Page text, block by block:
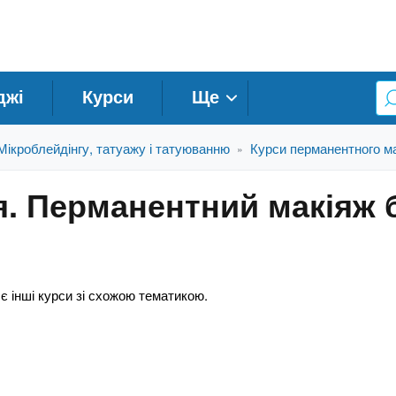
Курси Ще
татуажу і татуюванню » Курси перманентного
Перманентний макіяж
курси зі схожою тематикою.